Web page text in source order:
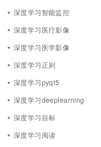
深度学习智能监控
深度学习医疗影像
深度学习医学影像
深度学习正则
深度学习pyqt5
深度学习deeplearning
深度学习目标
深度学习阅读